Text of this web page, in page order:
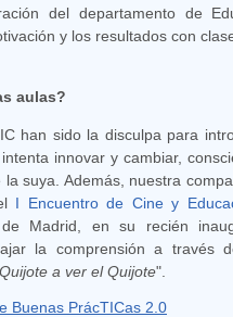
del departamento de
y los resultados con
aulas?
han sido la disculpa para
innovar y cambiar,
suya. Además, nuestra
I Encuentro de Cine y
de Madrid, en su recién
la comprensión a través
a ver el Quijote".
Buenas PrácTICas 2.0